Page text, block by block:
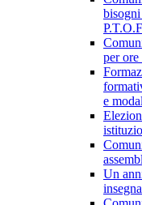
per ore
e
Un